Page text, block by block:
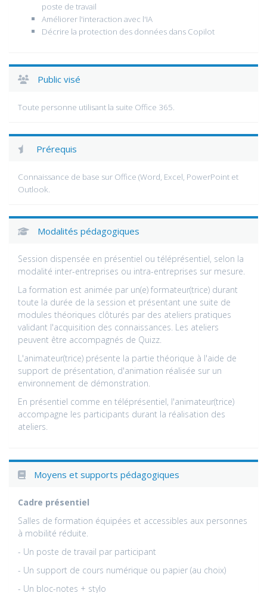
poste de travail
Améliorer l'interaction avec l'IA
Décrire la protection des données dans Copilot
Public visé
Toute personne utilisant la suite Office 365.
Prérequis
Connaissance de base sur Office (Word, Excel, PowerPoint et
Outlook.
Modalités pédagogiques
Session dispensée en présentiel ou téléprésentiel, selon la
modalité inter-entreprises ou intra-entreprises sur mesure.
La formation est animée par un(e) formateur(trice) durant
toute la durée de la session et présentant une suite de
modules théoriques clôturés par des ateliers pratiques
validant l'acquisition des connaissances. Les ateliers
peuvent être accompagnés de Quizz.
L'animateur(trice) présente la partie théorique à l'aide de
support de présentation, d'animation réalisée sur un
environnement de démonstration.
En présentiel comme en téléprésentiel, l'animateur(trice)
accompagne les participants durant la réalisation des
ateliers.
Moyens et supports pédagogiques
Cadre présentiel
Salles de formation équipées et accessibles aux personnes
à mobilité réduite.
- Un poste de travail par participant
- Un support de cours numérique ou papier (au choix)
- Un bloc-notes + stylo